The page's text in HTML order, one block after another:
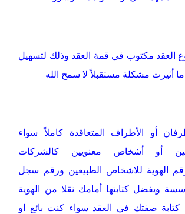
العقد مكتوب في قمة العقد وذلك لتسهيل
أثيرت مشكلة مستقبلاً لا سمح الله
أو الأطراف المتعاقدة كاملاً سواء
أو أشخاص معنويين كالشركات
الهوية للاشخاص الطبيعين ورقم سجل
ويفضل كتابتها أمامك نقلا من الهوية
صفتك في العقد سواء كنت بائع او